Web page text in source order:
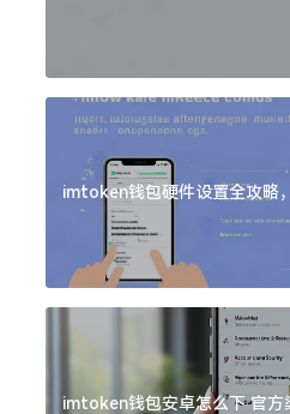
imtoken钱包硬件设置全攻略
imtoken钱包安卓怎么下 官方